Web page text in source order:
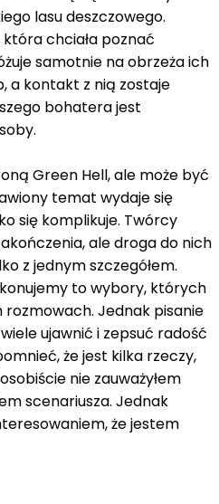
lasu deszczowego.
która chciała poznać
samotnie na obrzeża ich
a kontakt z nią zostaje
bohatera jest
Green Hell, ale może być
temat wydaje się
się komplikuje. Twórcy
ale droga do nich
z jednym szczegółem.
to wybory, których
rozmowach. Jednak pisanie
ujawnić i zepsuć radość
że jest kilka rzeczy,
nie zauważyłem
scenariusza. Jednak
że jestem